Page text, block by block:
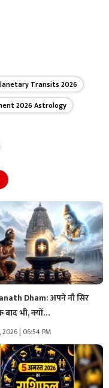
Transits 2026
2026 Astrology
Dham: अपने नौ सिर
बाद भी, क्यों…
| 06:54 PM